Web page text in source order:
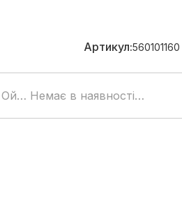
Артикул:560101160
Ой… Немає в наявності…